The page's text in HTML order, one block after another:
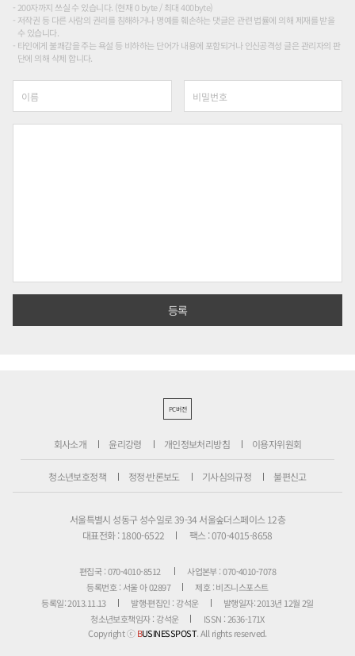
200자까지 쓰실 수 있습니다. (현재 0 byte / 최대 400byte)
저작권 등 다른 사람의 권리를 침해하거나 명예를 훼손하는 댓글은 관련 법률에 의해 제재를 받을
수 있습니다.
타인에게 불쾌감을 주는 욕설 등 비하하는 단어가 내용에 포함되거나 인신공격성 글은 관리자의 판
단에 의해 삭제 합니다.
PC버전
회사소개 윤리강령 개인정보처리방침 이용자위원회
청소년보호정책 정정·반론보도 기사심의규정 불편신고
서울특별시 성동구 성수일로 39-34 서울숲더스페이스 12층
대표전화 : 1800-6522
팩스 : 070-4015-8658
편집국 : 070-4010-8512
사업본부 : 070-4010-7078
등록번호 : 서울 아 02897
제호 : 비즈니스포스트
등록일: 2013.11.13
발행·편집인 : 강석운
발행일자: 2013년 12월 2일
청소년보호책임자 : 강석운
ISSN : 2636-171X
Copyright ⓒBUSINESSPOST. All rights reserved.